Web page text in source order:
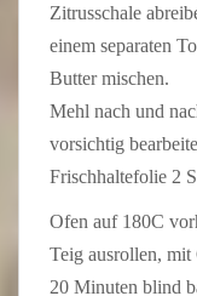
Zitrusschale
einem separaten
Butter mischen.
Mehl nach und
vorsichtig
Frischhaltefolie 2
Ofen auf 180C
Teig ausrollen,
20 Minuten blind